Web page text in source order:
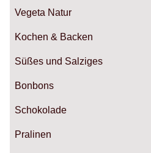
Vegeta Natur
Kochen & Backen
Süßes und Salziges
Bonbons
Schokolade
Pralinen